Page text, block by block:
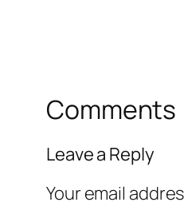
Comments
Leave a Reply
Your email